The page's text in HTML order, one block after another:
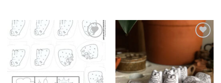
Adicionar
aos
meus
Adicionar
aos
meus
desejos